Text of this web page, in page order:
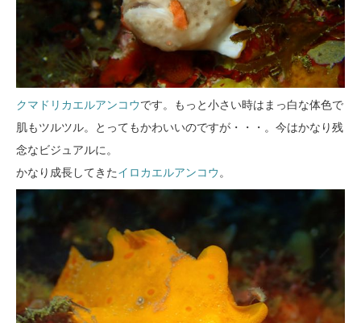
クマドリカエルアンコウです。もっと小さい時はまっ白な体色で
肌もツルツル。とってもかわいいのですが・・・。今はかなり残
念なビジュアルに。
かなり成長してきたイロカエルアンコウ。